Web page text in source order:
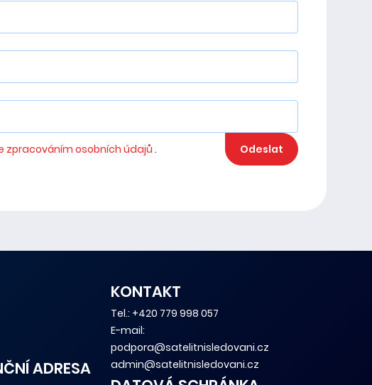
zpracováním osobních údajů . Odeslat
ADRESA
KONTAKT
Tel.: +420 779 998 057
E-mail:
podpora@satelitnisledovani.cz
admin@satelitnisledovani.cz